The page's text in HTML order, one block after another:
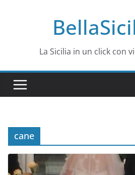
La Sicilia in un click con
cane